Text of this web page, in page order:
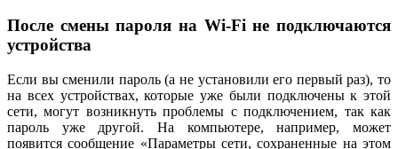
После смены пароля на Wi-Fi не подключаются
устройства
Если вы сменили пароль (а не установили его первый раз), то
на всех устройствах, которые уже были подключены к этой
сети, могут возникнуть проблемы с подключением, так как
пароль уже другой. На компьютере, например, может
появится сообщение «Параметры сети, сохраненные на этом